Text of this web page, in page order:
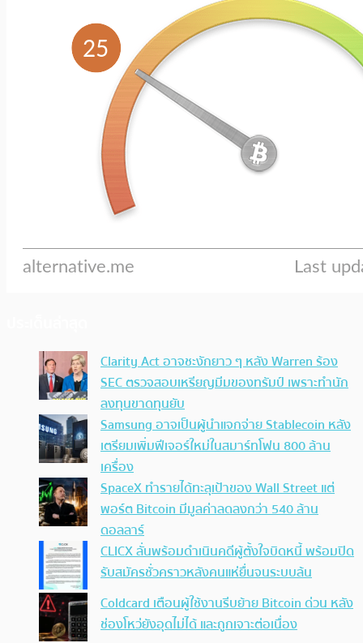
Clarity Act อาจชะงักยาว ๆ หลัง Warren ร้อง
SEC ตรวจสอบเหรียญมีมของทรัมป์ เพราะทำนัก
ลงทุนขาดทุนยับ
Samsung อาจเป็นผู้นำแจกจ่าย Stablecoin หลัง
เตรียมเพิ่มฟีเจอร์ใหม่ในสมาร์ทโฟน 800 ล้าน
เครื่อง
SpaceX ทำรายได้ทะลุเป้าของ Wall Street แต่
พอร์ต Bitcoin มีมูลค่าลดลงกว่า 540 ล้าน
ดอลลาร์
CLICX ลั่นพร้อมดำเนินคดีผู้ตั้งใจบิดหนี้ พร้อมปิด
รับสมัครชั่วคราวหลังคนแห่ยื่นจนระบบล้น
Coldcard เตือนผู้ใช้งานรีบย้าย Bitcoin ด่วน หลัง
ช่องโหว่ยังอุดไม่ได้ และถูกเจาะต่อเนื่อง